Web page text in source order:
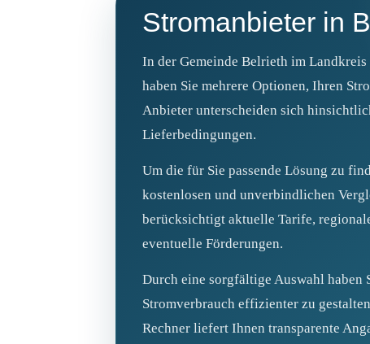
Stromanbieter in
In der Gemeinde Belrieth im
haben Sie mehrere Optionen, Ihren
Anbieter unterscheiden sich
Lieferbedingungen.
Um die für Sie passende Lösung zu
kostenlosen und unverbindlichen
berücksichtigt aktuelle Tarife,
eventuelle Förderungen.
Durch eine sorgfältige Auswahl haben
Stromverbrauch effizienter zu
Rechner liefert Ihnen transparente